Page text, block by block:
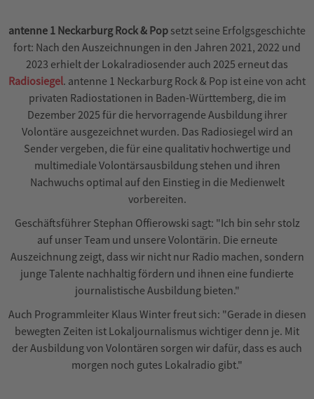
antenne 1 Neckarburg Rock & Pop setzt seine Erfolgsgeschichte
fort: Nach den Auszeichnungen in den Jahren 2021, 2022 und
2023 erhielt der Lokalradiosender auch 2025 erneut das
Radiosiegel. antenne 1 Neckarburg Rock & Pop ist eine von acht
privaten Radiostationen in Baden-Württemberg, die im
Dezember 2025 für die hervorragende Ausbildung ihrer
Volontäre ausgezeichnet wurden. Das Radiosiegel wird an
Sender vergeben, die für eine qualitativ hochwertige und
multimediale Volontärsausbildung stehen und ihren
Nachwuchs optimal auf den Einstieg in die Medienwelt
vorbereiten.
Geschäftsführer Stephan Offierowski sagt: "Ich bin sehr stolz
auf unser Team und unsere Volontärin. Die erneute
Auszeichnung zeigt, dass wir nicht nur Radio machen, sondern
junge Talente nachhaltig fördern und ihnen eine fundierte
journalistische Ausbildung bieten."
Auch Programmleiter Klaus Winter freut sich: "Gerade in diesen
bewegten Zeiten ist Lokaljournalismus wichtiger denn je. Mit
der Ausbildung von Volontären sorgen wir dafür, dass es auch
morgen noch gutes Lokalradio gibt."